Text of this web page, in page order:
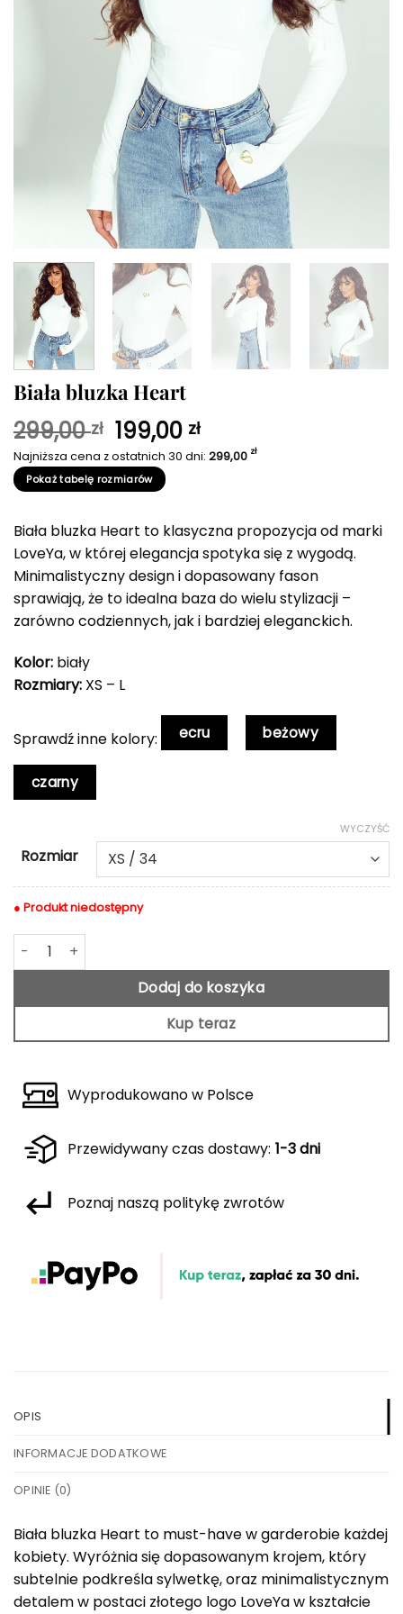
Biała bluzka Heart
299,00zł Pierwotna
cena
wynosiła:
299,00 zł.
199,00 złAktualna
cena
Najniższa cena z ostatnich 30 dni: 299,00 zł
Pokaż tabelę rozmiarów
Biała bluzka Heart to klasyczna propozycja od marki
LoveYa, w której elegancja spotyka się z wygodą.
Minimalistyczny design i dopasowany fason
sprawiają, że to idealna baza do wielu stylizacji –
zarówno codziennych, jak i bardziej eleganckich.
Kolor: biały
Rozmiary: XS – L
Sprawdź inne kolory: ecru beżowy
czarny
Rozmiar
WYCZYŚĆ
● Produkt niedostępny
ilość Biała bluzka Heart
Dodaj do koszyka
Kup teraz
Wyprodukowano w Polsce
Przewidywany czas dostawy: 1-3 dni
Poznaj naszą politykę zwrotów
OPIS
INFORMACJE DODATKOWE
OPINIE (0)
Biała bluzka Heart to must-have w garderobie każdej
kobiety. Wyróżnia się dopasowanym krojem, który
subtelnie podkreśla sylwetkę, oraz minimalistycznym
detalem w postaci złotego logo LoveYa w kształcie